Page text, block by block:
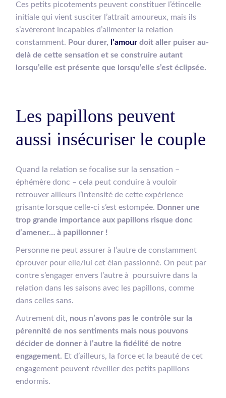
Ces petits picotements peuvent constituer l’étincelle
initiale qui vient susciter l’attrait amoureux, mais ils
s’avèreront incapables d’alimenter la relation
constamment. Pour durer, l’amourdoit aller puiser au-
delà de cette sensation et se construire autant
lorsqu’elle est présente que lorsqu’elle s’est éclipsée.
Les papillons peuvent
aussi insécuriser le couple
Quand la relation se focalise sur la sensation –
éphémère donc – cela peut conduire à vouloir
retrouver ailleurs l’intensité de cette expérience
grisante lorsque celle-ci s’est estompée. Donner une
trop grande importance aux papillons risque donc
d’amener… à papillonner !
Personne ne peut assurer à l’autre de constamment
éprouver pour elle/lui cet élan passionné. On peut par
contre s’engager envers l’autre à poursuivre dans la
relation dans les saisons avec les papillons, comme
dans celles sans.
Autrement dit, nous n’avons pas le contrôle sur la
pérennité de nos sentiments mais nous pouvons
décider de donner à l’autre la fidélité de notre
engagement. Et d’ailleurs, la force et la beauté de cet
engagement peuvent réveiller des petits papillons
endormis.